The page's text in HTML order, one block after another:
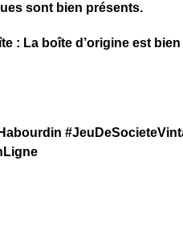
sont bien présents.
: La boîte d’origine est